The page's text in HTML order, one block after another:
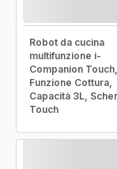
Robot da cucina
multifunzione i-
Companion Touch,
Funzione Cottura,
Capacità 3L,
Touch